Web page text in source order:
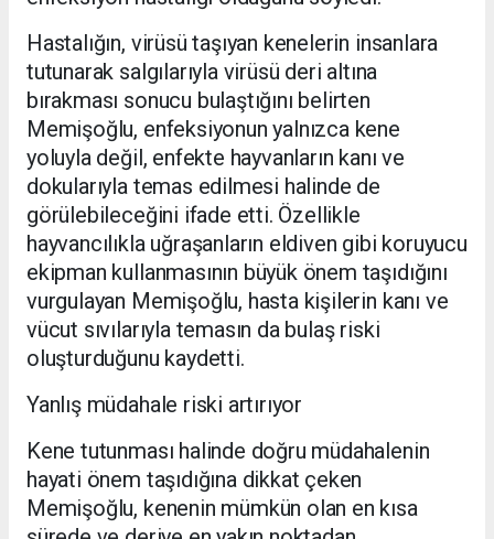
Hastalığın, virüsü taşıyan kenelerin insanlara
tutunarak salgılarıyla virüsü deri altına
bırakması sonucu bulaştığını belirten
Memişoğlu, enfeksiyonun yalnızca kene
yoluyla değil, enfekte hayvanların kanı ve
dokularıyla temas edilmesi halinde de
görülebileceğini ifade etti. Özellikle
hayvancılıkla uğraşanların eldiven gibi koruyucu
ekipman kullanmasının büyük önem taşıdığını
vurgulayan Memişoğlu, hasta kişilerin kanı ve
vücut sıvılarıyla temasın da bulaş riski
oluşturduğunu kaydetti.
Yanlış müdahale riski artırıyor
Kene tutunması halinde doğru müdahalenin
hayati önem taşıdığına dikkat çeken
Memişoğlu, kenenin mümkün olan en kısa